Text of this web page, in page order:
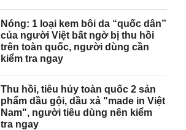
Nóng: 1 loại kem bôi da “quốc dân”
của người Việt bất ngờ bị thu hồi
trên toàn quốc, người dùng cần
kiểm tra ngay
Thu hồi, tiêu hủy toàn quốc 2 sản
phẩm dầu gội, dầu xả "made in Việt
Nam", người tiêu dùng nên kiểm
tra ngay